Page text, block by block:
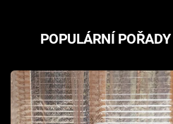
POPULÁRNÍ